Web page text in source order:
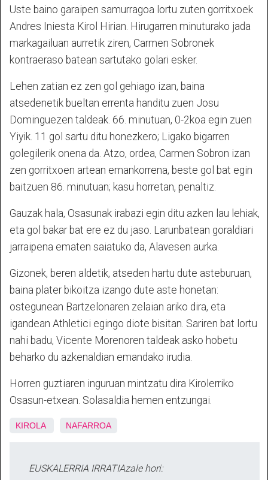
Uste baino garaipen samurragoa lortu zuten gorritxoek
Andres Iniesta Kirol Hirian. Hirugarren minuturako jada
markagailuan aurretik ziren, Carmen Sobronek
kontraeraso batean sartutako golari esker.
Lehen zatian ez zen gol gehiago izan, baina
atsedenetik bueltan errenta handitu zuen Josu
Dominguezen taldeak. 66. minutuan, 0-2koa egin zuen
Yiyik. 11 gol sartu ditu honezkero; Ligako bigarren
golegilerik onena da. Atzo, ordea, Carmen Sobron izan
zen gorritxoen artean emankorrena, beste gol bat egin
baitzuen 86. minutuan; kasu horretan, penaltiz.
Gauzak hala, Osasunak irabazi egin ditu azken lau lehiak,
eta gol bakar bat ere ez du jaso. Larunbatean goraldiari
jarraipena ematen saiatuko da, Alavesen aurka.
Gizonek, beren aldetik, atseden hartu dute asteburuan,
baina plater bikoitza izango dute aste honetan:
ostegunean Bartzelonaren zelaian ariko dira, eta
igandean Athletici egingo diote bisitan. Sariren bat lortu
nahi badu, Vicente Morenoren taldeak asko hobetu
beharko du azkenaldian emandako irudia.
Horren guztiaren inguruan mintzatu dira Kirolerriko
Osasun-etxean. Solasaldia hemen entzungai.
KIROLA NAFARROA
EUSKALERRIA IRRATIAzale hori: